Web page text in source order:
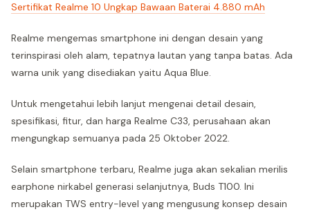
Sertifikat Realme 10 Ungkap Bawaan Baterai 4.880 mAh
Realme mengemas smartphone ini dengan desain yang
terinspirasi oleh alam, tepatnya lautan yang tanpa batas. Ada
warna unik yang disediakan yaitu Aqua Blue.
Untuk mengetahui lebih lanjut mengenai detail desain,
spesifikasi, fitur, dan harga Realme C33, perusahaan akan
mengungkap semuanya pada 25 Oktober 2022.
Selain smartphone terbaru, Realme juga akan sekalian merilis
earphone nirkabel generasi selanjutnya, Buds T100. Ini
merupakan TWS entry-level yang mengusung konsep desain